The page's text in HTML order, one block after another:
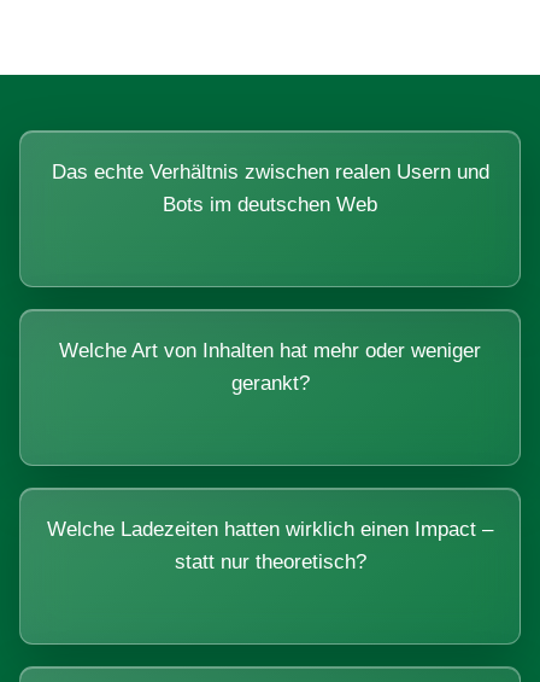
Das echte Verhältnis zwischen realen Usern und
Bots im deutschen Web
Welche Art von Inhalten hat mehr oder weniger
gerankt?
Welche Ladezeiten hatten wirklich einen Impact –
statt nur theoretisch?